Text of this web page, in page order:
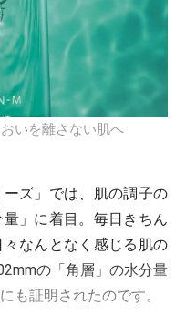
いを離さない肌へ
ズ」では、肌の調子の
」に着目。毎日きちん
なんとなく感じる肌の
の「角層」の水分量
も証明されたのです。